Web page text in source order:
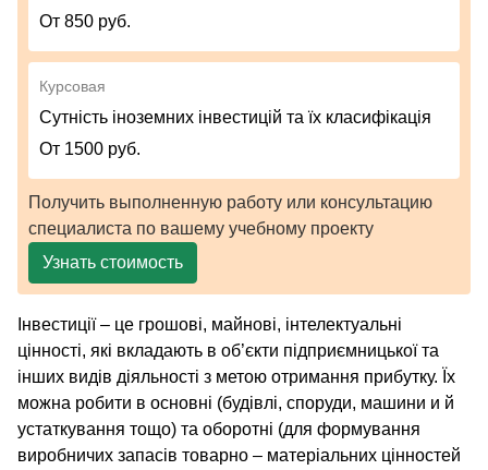
От 850 руб.
Курсовая
Сутність іноземних інвестицій та їх класифікація
От 1500 руб.
Получить выполненную работу или консультацию
специалиста по вашему учебному проекту
Узнать стоимость
Інвестиції – це грошові, майнові, інтелектуальні
цінності, які вкладають в об’єкти підприємницької та
інших видів діяльності з метою отримання прибутку. Їх
можна робити в основні (будівлі, споруди, машини и й
устаткування тощо) та оборотні (для формування
виробничих запасів товарно – матеріальних цінностей